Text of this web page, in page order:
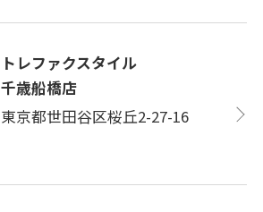
トレファクスタイル
千歳船橋店
東京都世田谷区桜丘2-27-16